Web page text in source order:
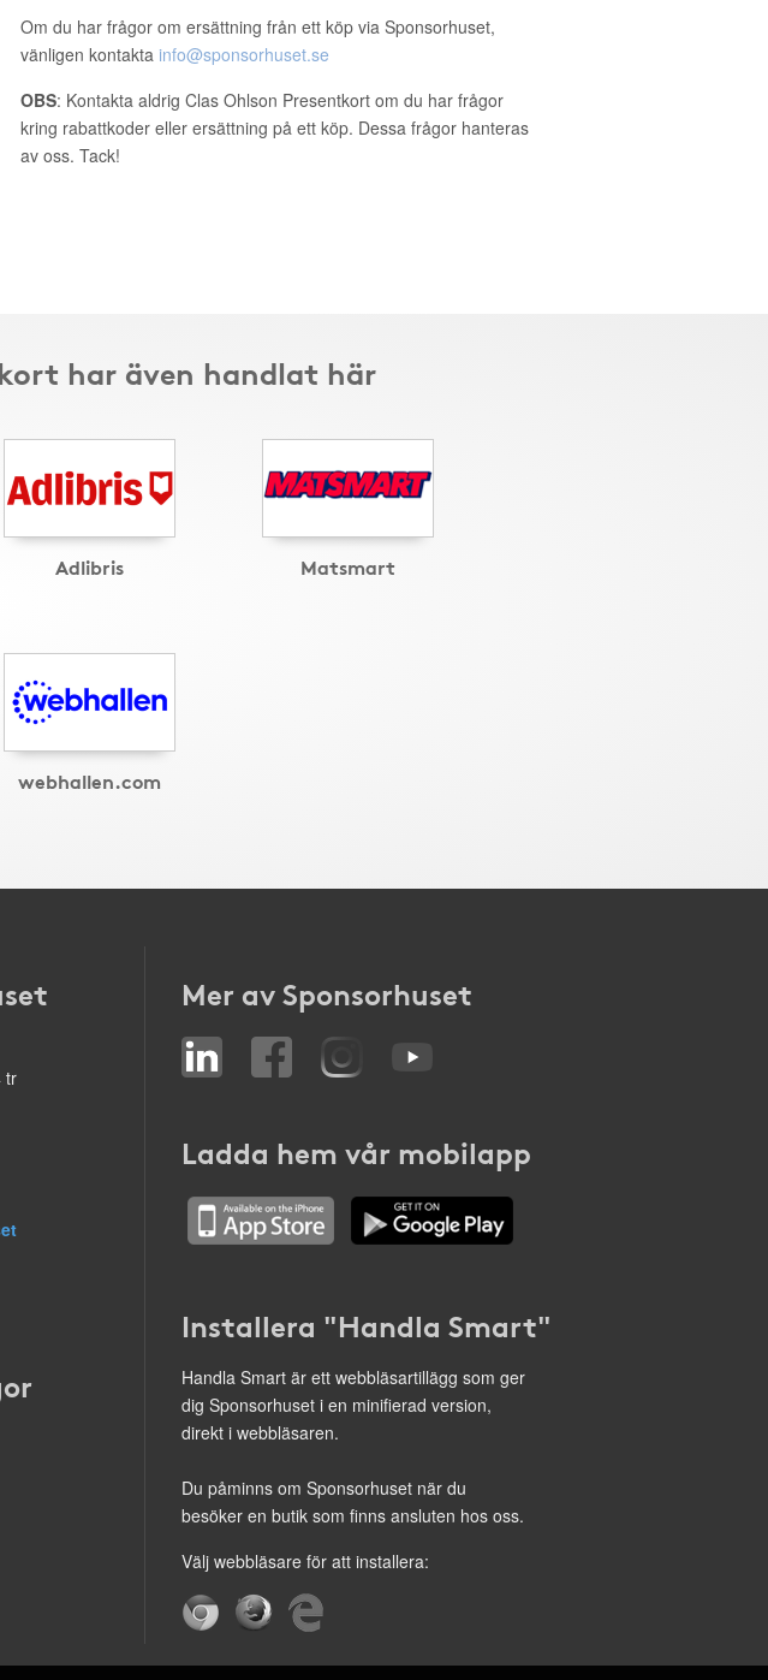
Om du har frågor om ersättning från ett köp via Sponsorhuset,
vänligen kontakta info@sponsorhuset.se
OBS: Kontakta aldrig Clas Ohlson Presentkort om du har frågor
kring rabattkoder eller ersättning på ett köp. Dessa frågor hanteras
av oss. Tack!
har även handlat här
Adlibris Matsmart
webhallen.com
tr
Mer av Sponsorhuset
Ladda hem vår mobilapp
Installera "Handla Smart"
Handla Smart är ett webbläsartillägg som ger
dig Sponsorhuset i en minifierad version,
direkt i webbläsaren.
Du påminns om Sponsorhuset när du
besöker en butik som finns ansluten hos oss.
Välj webbläsare för att installera: